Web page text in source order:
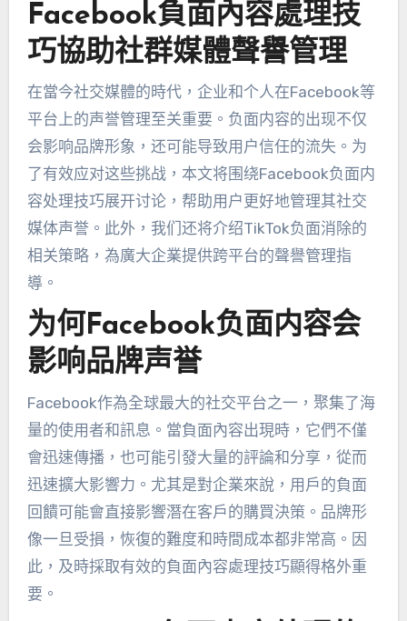
Facebook負面內容處理技
巧協助社群媒體聲譽管理
在當今社交媒體的時代， 企业和个人在Facebook等
平台上的声誉管理至关重要 。 负面内容的出现不仅
会影响品牌形象 ， 还可能导致用户信任的流失 。 为
了有效应对这些挑战， 本文将围绕Facebook负面内
容处理技巧展开讨论， 帮助用户更好地管理其社交
媒体声誉。此外， 我们还将介绍TikTok负面消除的
相关策略，為廣大企業提供跨平台的聲譽管理指
導。
为何Facebook负面内容会
影响品牌声誉
Facebook作為全球最大的社交平台之一，聚集了海
量的使用者和訊息。當負面內容出現時，它們不僅
會迅速傳播，也可能引發大量的評論和分享，從而
迅速擴大影響力。尤其是對企業來說，用戶的負面
回饋可能會直接影響潛在客戶的購買決策。品牌形
像一旦受損，恢復的難度和時間成本都非常高。因
此，及時採取有效的負面內容處理技巧顯得格外重
要。